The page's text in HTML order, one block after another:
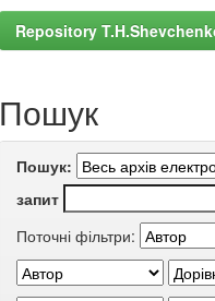
Repository
Пошук
Пошук:
запит
Поточні фільтри: